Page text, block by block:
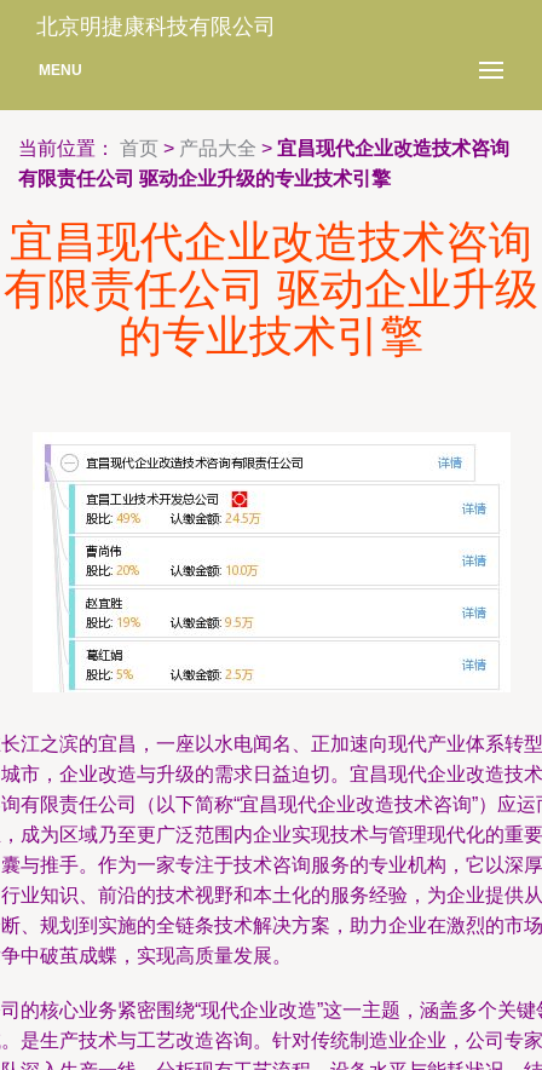
北京明捷康科技有限公司
MENU
当前位置： 首页 > 产品大全 > 宜昌现代企业改造技术咨询
有限责任公司 驱动企业升级的专业技术引擎
宜昌现代企业改造技术咨询
有限责任公司 驱动企业升级
的专业技术引擎
江之滨的宜昌，一座以水电闻名、正加速向现代产业体系转型
市，企业改造与升级的需求日益迫切。宜昌现代企业改造技术
有限责任公司（以下简称“宜昌现代企业改造技术咨询”）应运
成为区域乃至更广泛范围内企业实现技术与管理现代化的重要
与推手。作为一家专注于技术咨询服务的专业机构，它以深厚
业知识、前沿的技术视野和本土化的服务经验，为企业提供从
、规划到实施的全链条技术解决方案，助力企业在激烈的市场
中破茧成蝶，实现高质量发展。
的核心业务紧密围绕“现代企业改造”这一主题，涵盖多个关键
是生产技术与工艺改造咨询。针对传统制造业企业，公司专家